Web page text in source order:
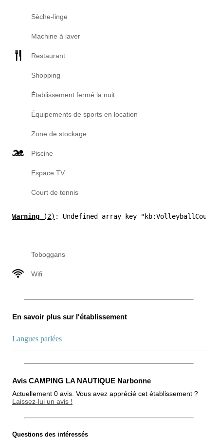
Sèche-linge
Machine à laver
Restaurant
Shopping
Établissement fermé la nuit
Équipements de sports en location
Zone de stockage
Piscine
Espace TV
Court de tennis
Warning (2) : Undefined array key
Toboggans
Wifi
En savoir plus sur l'établissement
Langues parlées
Avis CAMPING LA NAUTIQUE Narbonne
Actuellement 0 avis. Vous avez apprécié cet établissement ?
Laissez-lui un avis !
Note globale
Questions des intéressés